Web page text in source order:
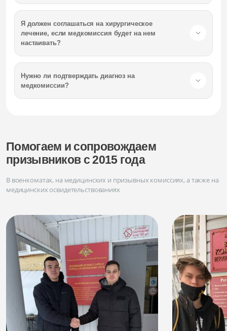
Я должен соглашаться на хирургическое
лечение, если медкомиссия будет на нем
настаивать?
Нужно ли подтверждать диагноз на
медкомиссии?
Помогаем и сопровождаем
призывников с 2015 года
В военкоматах, на медицинских и призывных комиссиях, а также на
медицинских освидетельствованиях